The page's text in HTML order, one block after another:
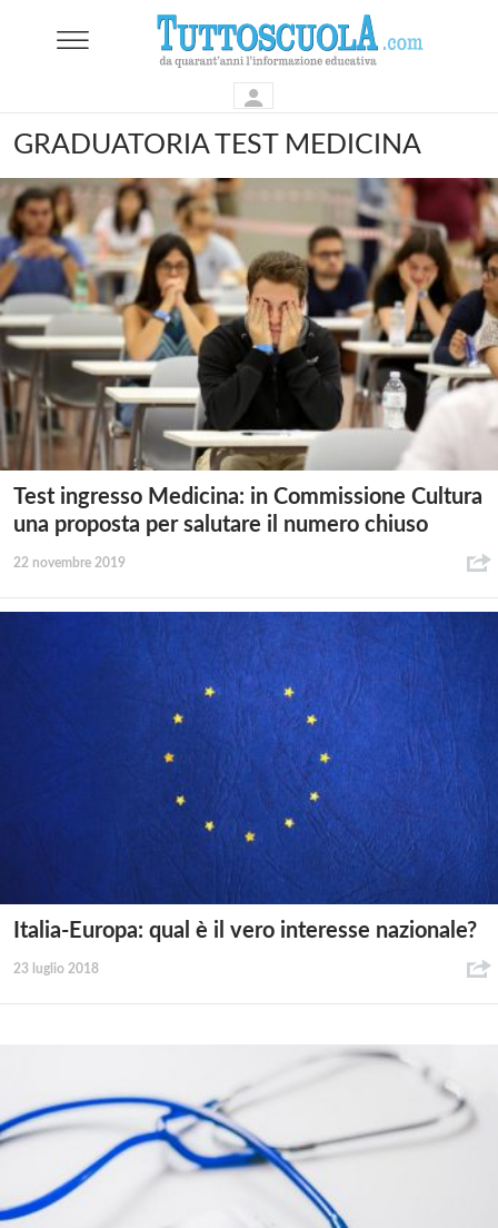
GRADUATORIA TEST MEDICINA
Test ingresso Medicina: in Commissione Cultura
una proposta per salutare il numero chiuso
22 novembre 2019
Italia-Europa: qual è il vero interesse nazionale?
23 luglio 2018